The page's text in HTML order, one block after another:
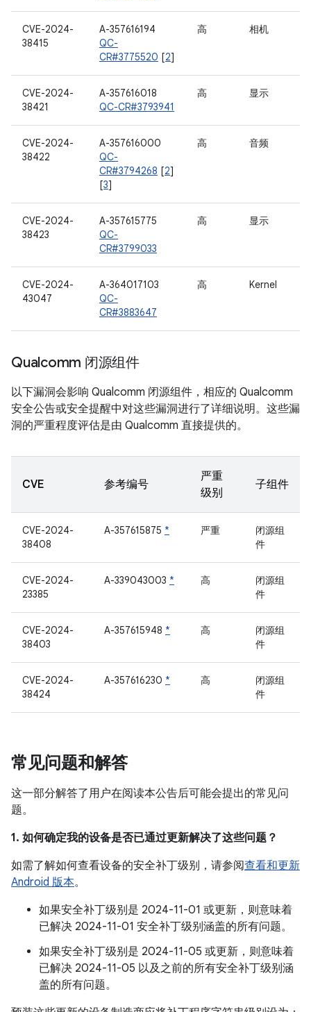
CVE-2024-
38415
A-357616194
QC-
CR#3775520 [2]
高 相机
CVE-2024-
38421
A-357616018
QC-CR#3793941
高 显示
CVE-2024-
38422
A-357616000
QC-
CR#3794268 [2]
[3]
高 音频
CVE-2024-
38423
A-357615775
QC-
CR#3799033
高 显示
CVE-2024-
43047
A-364017103
QC-
CR#3883647
高 Kernel
Qualcomm 闭源组件
以下漏洞会影响 Qualcomm 闭源组件，相应的 Qualcomm
安全公告或安全提醒中对这些漏洞进行了详细说明。这些漏
洞的严重程度评估是由 Qualcomm 直接提供的。
CVE 参考编号
严重
级别
子组件
CVE-2024-
38408
A-357615875 * 严重
闭源组
件
CVE-2024-
23385
A-339043003 * 高
闭源组
件
CVE-2024-
38403
A-357615948 * 高
闭源组
件
CVE-2024-
38424
A-357616230 * 高
闭源组
件
常见问题和解答
这一部分解答了用户在阅读本公告后可能会提出的常见问
题。
1. 如何确定我的设备是否已通过更新解决了这些问题？
如需了解如何查看设备的安全补丁级别，请参阅查看和更新
Android 版本。
如果安全补丁级别是 2024-11-01 或更新，则意味着
已解决 2024-11-01 安全补丁级别涵盖的所有问题。
如果安全补丁级别是 2024-11-05 或更新，则意味着
已解决 2024-11-05 以及之前的所有安全补丁级别涵
盖的所有问题。